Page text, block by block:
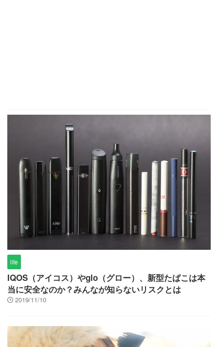
life
IQOS（アイコス）やglo（グロー）、新型たばこは本
当に安全なのか？みんなが知らないリスクとは
2019/11/10